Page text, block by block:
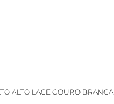
ALTO LACE COURO BRANCA